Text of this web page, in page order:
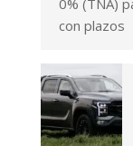
0% (TNA)
con plazos